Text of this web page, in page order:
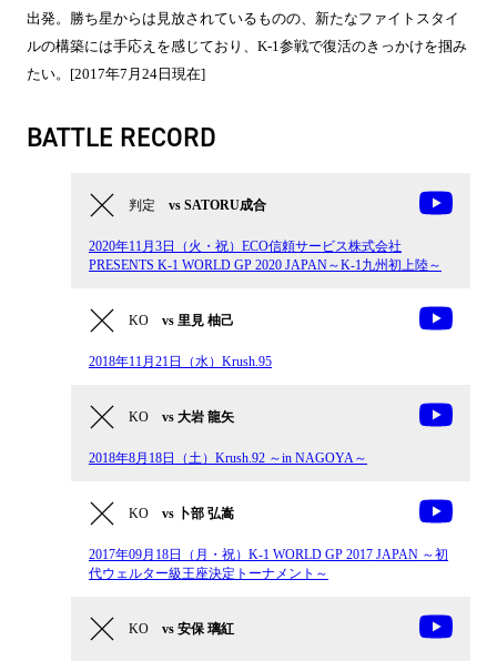
出発。勝ち星からは見放されているものの、新たなファイトスタイ
ルの構築には手応えを感じており、K-1参戦で復活のきっかけを掴み
たい。[2017年7月24日現在]
BATTLE RECORD
判定 vs SATORU成合
2020年11月3日（火・祝）ECO信頼サービス株式会社
PRESENTS K-1 WORLD GP 2020 JAPAN～K-1九州初上陸～
KO vs 里見 柚己
2018年11月21日（水）Krush.95
KO vs 大岩 龍矢
2018年8月18日（土）Krush.92 ～in NAGOYA～
KO vs 卜部 弘嵩
2017年09月18日（月・祝）K-1 WORLD GP 2017 JAPAN ～初
代ウェルター級王座決定トーナメント～
KO vs 安保 璃紅